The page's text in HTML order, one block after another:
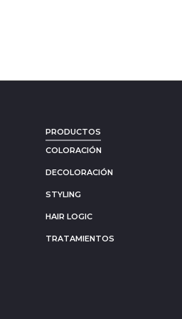
PRODUCTOS
COLORACIÓN
DECOLORACIÓN
STYLING
HAIR LOGIC
TRATAMIENTOS